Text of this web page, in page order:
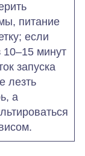
питание
если
10–15 минут
запуска
лезть
а